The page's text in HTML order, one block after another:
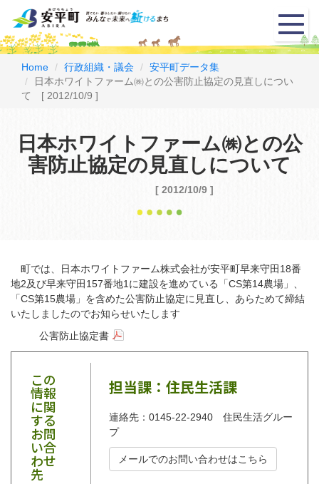
メ
ニ
ュ
Home 行政組織・議会
安平町データ集
日本ホワイトファーム㈱との公害防止協定の見直しについ
て [ 2012/10/9 ]
日本ホワイトファーム㈱との公
害防止協定の見直しについて
[ 2012/10/9 ]
町では、日本ホワイトファーム株式会社が安平町早来守田18番
地2及び早来守田157番地1に建設を進めている「CS第14農場」、
「CS第15農場」を含めた公害防止協定に見直し、あらためて締結
いたしましたのでお知らせいたします
公害防止協定書
この
情報
に関
する
お問
い合
わせ
先
担当課：住民生活課
連絡先：0145-22-2940 住民生活グルー
プ
メールでのお問い合わせはこちら